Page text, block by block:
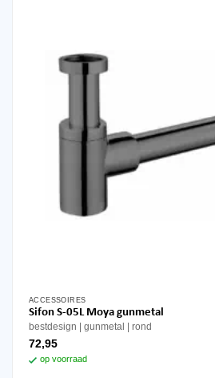
ACCESSOIRES
Sifon S-05L Moya gunmetal
bestdesign gunmetal rond
72,95
op voorraad